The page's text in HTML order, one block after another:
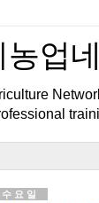
농업
요일